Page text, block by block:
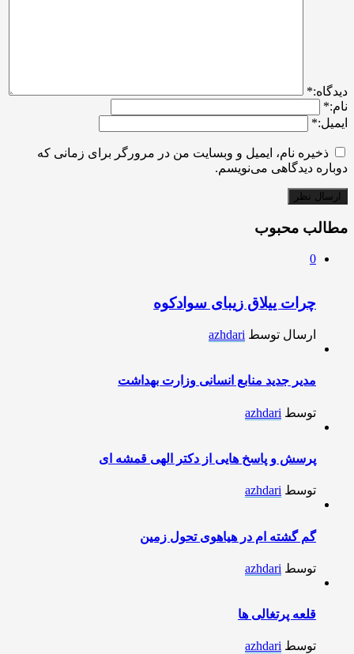
ديدگاه:*
نام:*
ایمیل:*
ذخیره نام، ایمیل و وبسایت من در مرورگر برای زمانی که
دوباره دیدگاهی می‌نویسم.
مطالب محبوب
0
چرات ییلاق زیبای سوادکوه
ارسال توسط azhdari
مدیر جدید منابع انسانی وزارت بهداشت
توسط azhdari
پرسش و پاسخ هایی از دکتر الهی قمشه ای
توسط azhdari
گم گشته ام در هیاهوی تحول زمین
توسط azhdari
قلعه پرتغالی ها
توسط azhdari